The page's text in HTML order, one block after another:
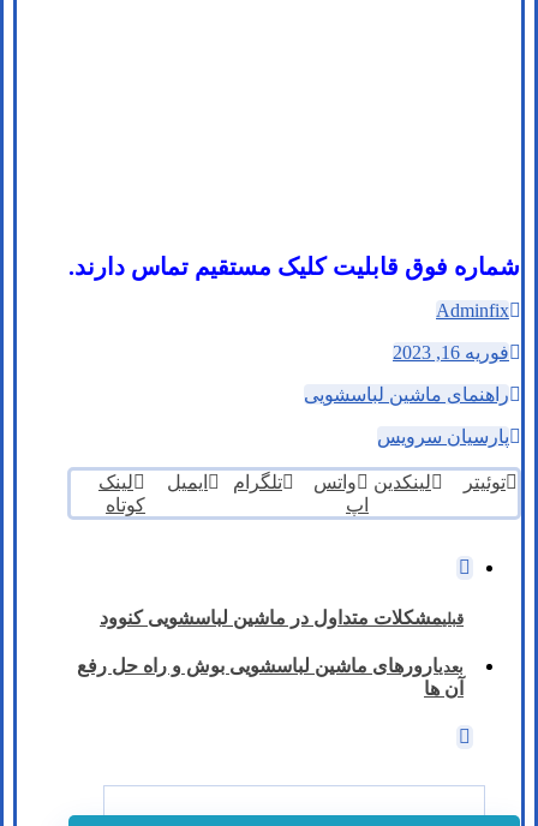
شماره فوق قابلیت کلیک مستقیم تماس دارند.
Adminfix
فوریه 16, 2023
راهنمای ماشین لباسشویی
پارسیان سرویس
توئیتر لینکدین
واتس
اپ
تلگرام ایمیل
لینک
کوتاه
قبلیمشکلات متداول در ماشین لباسشویی کنوود
بعدیارورهای ماشین لباسشویی بوش و راه حل رفع
آن ها